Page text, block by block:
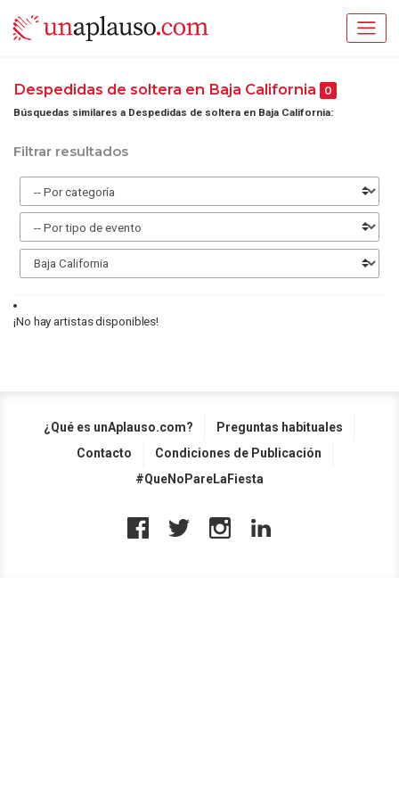
Despedidas de soltera en Baja California 0
Búsquedas similares a Despedidas de soltera en Baja California:
Filtrar resultados
¡No hay artistas disponibles!
¿Qué es unAplauso.com?
Preguntas habituales
Contacto
Condiciones de Publicación
#QueNoPareLaFiesta